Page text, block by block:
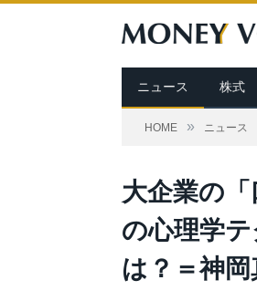
ニュース 株式
HOME » ニュース
大企業の
の心理学
は？＝神岡